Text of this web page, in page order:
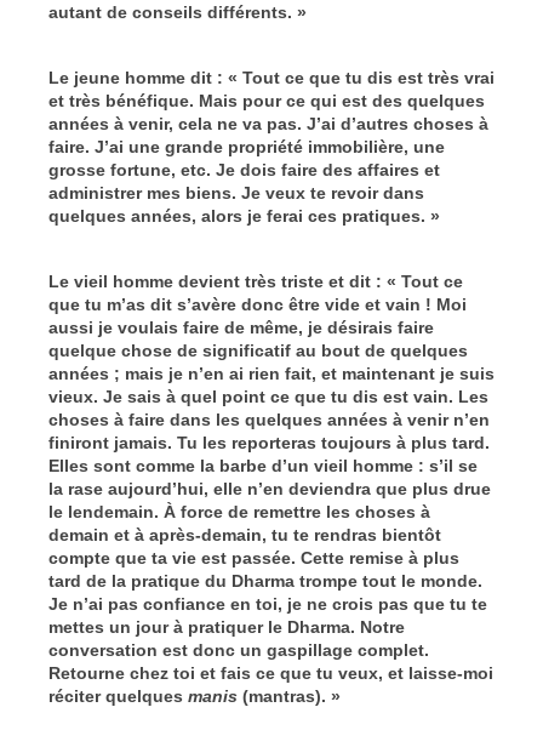
autant de conseils différents. »
Le jeune homme dit : « Tout ce que tu dis est très vrai
et très bénéfique. Mais pour ce qui est des quelques
années à venir, cela ne va pas. J’ai d’autres choses à
faire. J’ai une grande propriété immobilière, une
grosse fortune, etc. Je dois faire des affaires et
administrer mes biens. Je veux te revoir dans
quelques années, alors je ferai ces pratiques. »
Le vieil homme devient très triste et dit : « Tout ce
que tu m’as dit s’avère donc être vide et vain ! Moi
aussi je voulais faire de même, je désirais faire
quelque chose de significatif au bout de quelques
années ; mais je n’en ai rien fait, et maintenant je suis
vieux. Je sais à quel point ce que tu dis est vain. Les
choses à faire dans les quelques années à venir n’en
finiront jamais. Tu les reporteras toujours à plus tard.
Elles sont comme la barbe d’un vieil homme : s’il se
la rase aujourd’hui, elle n’en deviendra que plus drue
le lendemain. À force de remettre les choses à
demain et à après-demain, tu te rendras bientôt
compte que ta vie est passée. Cette remise à plus
tard de la pratique du Dharma trompe tout le monde.
Je n’ai pas confiance en toi, je ne crois pas que tu te
mettes un jour à pratiquer le Dharma. Notre
conversation est donc un gaspillage complet.
Retourne chez toi et fais ce que tu veux, et laisse-moi
réciter quelques manis (mantras). »